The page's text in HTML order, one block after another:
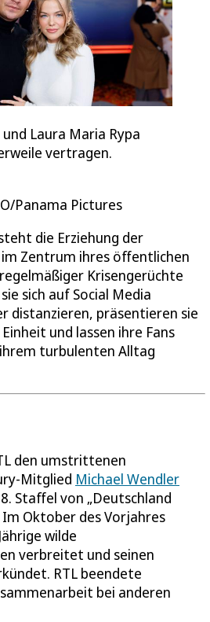
Laura Maria Rypa
vertragen.
Panama Pictures
die Erziehung der
Zentrum ihres öffentlichen
Krisengerüchte
sich auf Social Media
distanzieren, präsentieren sie
und lassen ihre Fans
turbulenten Alltag
den umstrittenen
Mitglied Michael Wendler
Staffel von „Deutschland
Oktober des Vorjahres
wilde
verbreitet und seinen
RTL beendete
bei anderen